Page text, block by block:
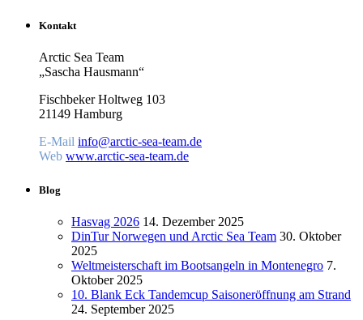
Kontakt
Arctic Sea Team
„Sascha Hausmann“
Fischbeker Holtweg 103
21149 Hamburg
E-Mail info@arctic-sea-team.de
Web www.arctic-sea-team.de
Blog
Hasvag 2026 14. Dezember 2025
DinTur Norwegen und Arctic Sea Team 30. Oktober
2025
Weltmeisterschaft im Bootsangeln in Montenegro 7.
Oktober 2025
10. Blank Eck Tandemcup Saisoneröffnung am Strand
24. September 2025